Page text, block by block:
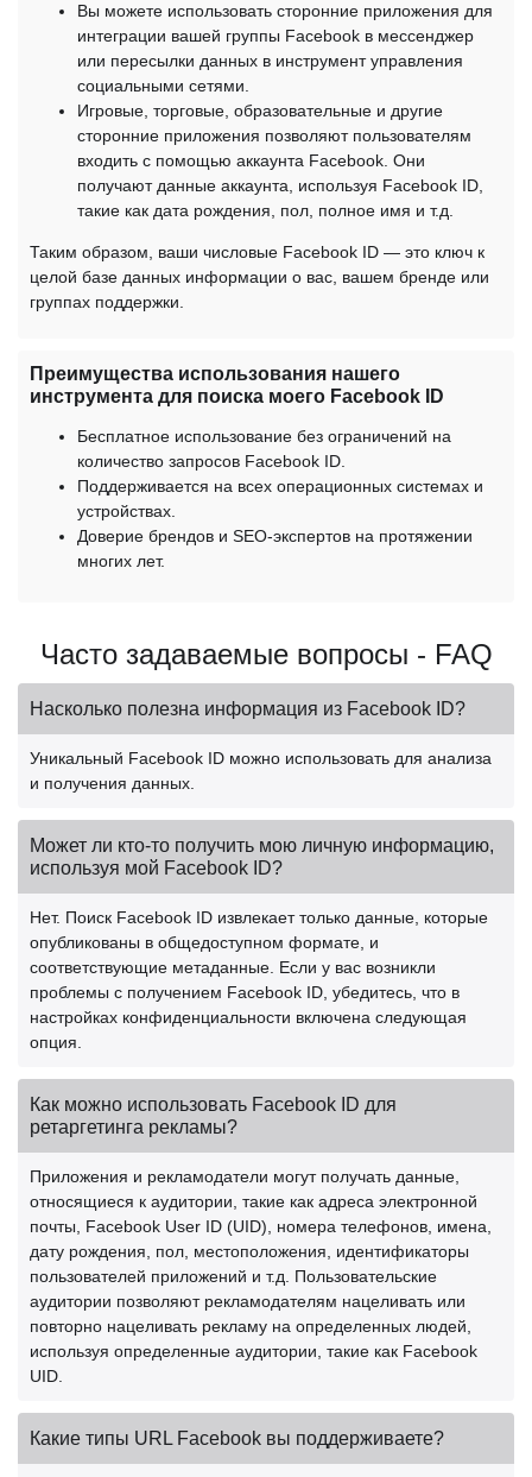
Вы можете использовать сторонние приложения для
интеграции вашей группы Facebook в мессенджер
или пересылки данных в инструмент управления
социальными сетями.
Игровые, торговые, образовательные и другие
сторонние приложения позволяют пользователям
входить с помощью аккаунта Facebook. Они
получают данные аккаунта, используя Facebook ID,
такие как дата рождения, пол, полное имя и т.д.
Таким образом, ваши числовые Facebook ID — это ключ к
целой базе данных информации о вас, вашем бренде или
группах поддержки.
Преимущества использования нашего
инструмента для поиска моего Facebook ID
Бесплатное использование без ограничений на
количество запросов Facebook ID.
Поддерживается на всех операционных системах и
устройствах.
Доверие брендов и SEO-экспертов на протяжении
многих лет.
Часто задаваемые вопросы - FAQ
Насколько полезна информация из Facebook ID?
Уникальный Facebook ID можно использовать для анализа
и получения данных.
Может ли кто-то получить мою личную информацию,
используя мой Facebook ID?
Нет. Поиск Facebook ID извлекает только данные, которые
опубликованы в общедоступном формате, и
соответствующие метаданные. Если у вас возникли
проблемы с получением Facebook ID, убедитесь, что в
настройках конфиденциальности включена следующая
опция.
Как можно использовать Facebook ID для
ретаргетинга рекламы?
Приложения и рекламодатели могут получать данные,
относящиеся к аудитории, такие как адреса электронной
почты, Facebook User ID (UID), номера телефонов, имена,
дату рождения, пол, местоположения, идентификаторы
пользователей приложений и т.д. Пользовательские
аудитории позволяют рекламодателям нацеливать или
повторно нацеливать рекламу на определенных людей,
используя определенные аудитории, такие как Facebook
UID.
Какие типы URL Facebook вы поддерживаете?